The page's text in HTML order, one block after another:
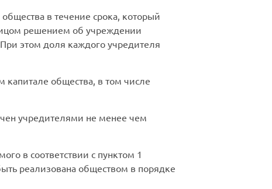
в течение срока, который
решением об учреждении
этом доля каждого учредителя
капитале общества, в том числе
учредителями не менее чем
в соответствии с пунктом 1
реализована обществом в порядке